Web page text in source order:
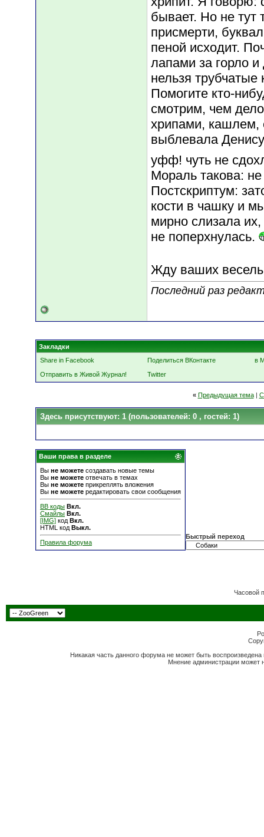
бывает. Но не тут
присмерти,
пеной исходит.
лапами за горло
нельзя
Помогите кто-
смотрим, чем
хрипами, кашлем,
выблевала
уфф! чуть не
Мораль такова:
Постскриптум:
кости в чашку и
мирно слизала
не поперхнулась.
Жду ваших
Последний раз
Закладки
Share in Facebook
Поделиться ВКонтакте
в
Отправить в Живой Журнал!
Twitter
« Предыдущая тема|
Здесь присутствуют: 1 (пользователей: 0 , гостей: 1)
Ваши права в разделе
Вы не можете создавать новые темы
Вы не можете отвечать в темах
Вы не можете прикреплять вложения
Вы не можете редактировать свои сообщения
BB коды Вкл.
Смайлы Вкл.
[IMG] код Вкл.
HTML код Выкл.
Правила форума
Быстрый переход
Часовой
Никакая часть данного форума не может быть
Мнение администрации может